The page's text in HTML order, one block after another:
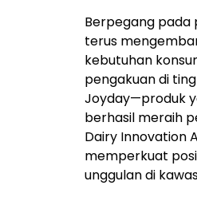
Berpegang pada
terus
kebutuhan
pengakuan di
Joyday—produk
berhasil meraih
Dairy Innovation
memperkuat
unggulan di